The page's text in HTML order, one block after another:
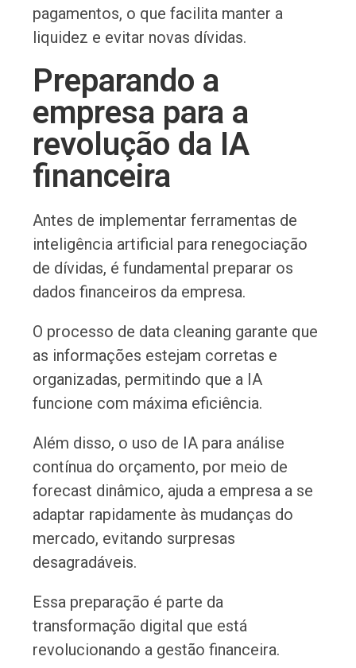
pagamentos, o que facilita manter a
liquidez e evitar novas dívidas.
Preparando a
empresa para a
revolução da IA
financeira
Antes de implementar ferramentas de
inteligência artificial para renegociação
de dívidas, é fundamental preparar os
dados financeiros da empresa.
O processo de data cleaning garante que
as informações estejam corretas e
organizadas, permitindo que a IA
funcione com máxima eficiência.
Além disso, o uso de IA para análise
contínua do orçamento, por meio de
forecast dinâmico, ajuda a empresa a se
adaptar rapidamente às mudanças do
mercado, evitando surpresas
desagradáveis.
Essa preparação é parte da
transformação digital que está
revolucionando a gestão financeira.